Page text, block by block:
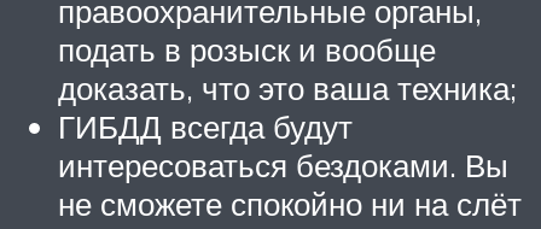
правоохранительные органы,
подать в розыск и вообще
доказать, что это ваша техника;
ГИБДД всегда будут
интересоваться бездоками. Вы
не сможете спокойно ни на слёт